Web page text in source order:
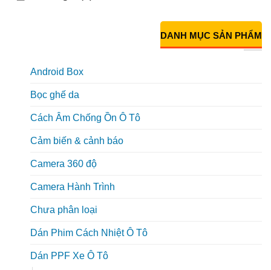
DANH MỤC SẢN PHẨM
Android Box
Bọc ghế da
Cách Âm Chống Ồn Ô Tô
Cảm biến & cảnh báo
Camera 360 độ
Camera Hành Trình
Chưa phân loại
Dán Phim Cách Nhiệt Ô Tô
Dán PPF Xe Ô Tô